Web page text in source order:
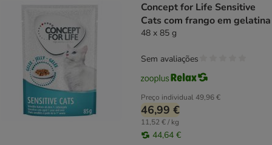
Concept for Life Sensitive
Cats com frango em gelatina
48 x 85 g
Preço individual49,96 €
46,99 €
11,52 € / kg
44,64 €
Sem avaliações